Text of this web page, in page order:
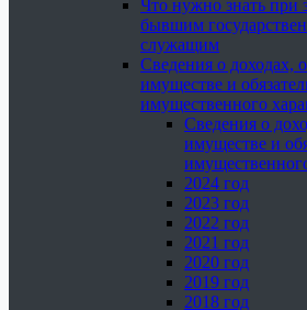
Что нужно знать при
бывшим
служащим
Сведения о доходах,
имуществе и
имущественного
Сведения о
имуществе и
2024 год
2023 год
2022 год
2021 год
2020 год
2019 год
2018 год